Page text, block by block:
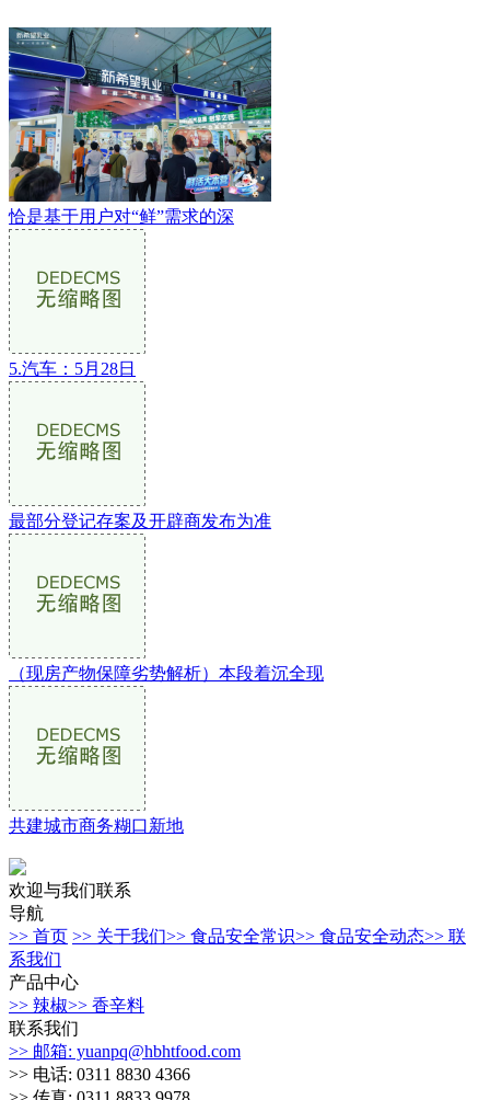
恰是基于用户对“鲜”需求的深
5.汽车：5月28日
最部分登记存案及开辟商发布为准
（现房产物保障劣势解析）本段着沉全现
共建城市商务糊口新地
欢迎与我们联系
导航
>> 首页 >> 关于我们>> 食品安全常识>> 食品安全动态>> 联
系我们
产品中心
>> 辣椒>> 香辛料
联系我们
>> 邮箱: yuanpq@hbhtfood.com
>> 电话: 0311 8830 4366